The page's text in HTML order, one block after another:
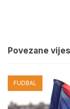
Povezane
FUDBAL